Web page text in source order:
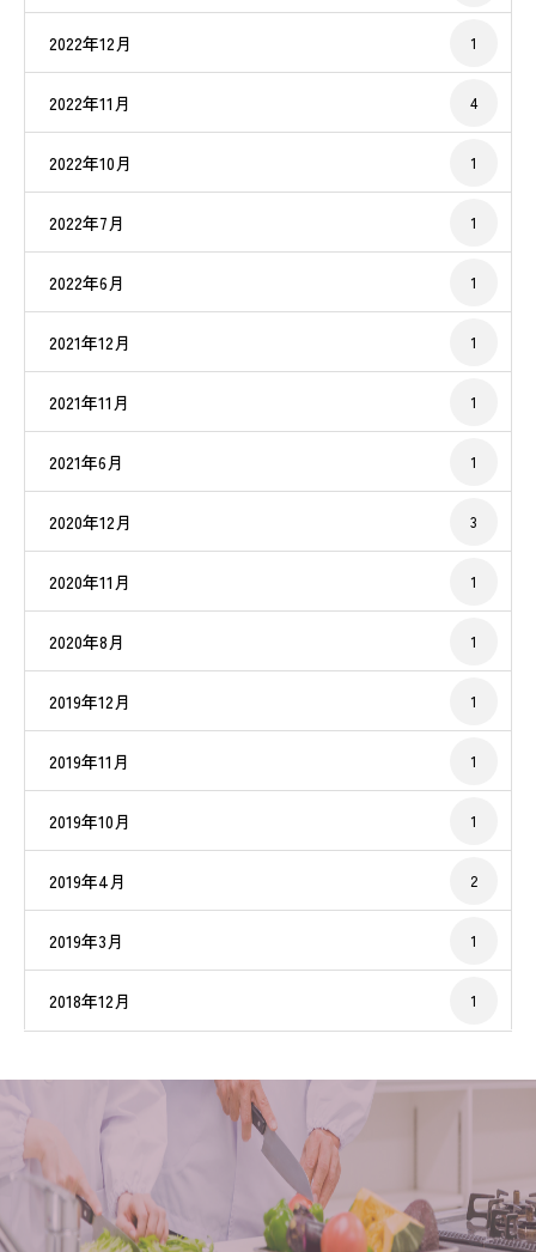
2022年12月 1
2022年11月 4
2022年10月 1
2022年7月 1
2022年6月 1
2021年12月 1
2021年11月 1
2021年6月 1
2020年12月 3
2020年11月 1
2020年8月 1
2019年12月 1
2019年11月 1
2019年10月 1
2019年4月 2
2019年3月 1
2018年12月 1